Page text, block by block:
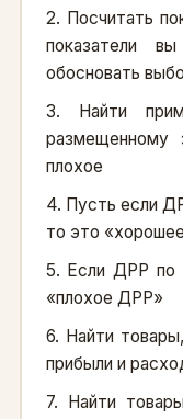
2. Посчитать
показатели
обосновать
3. Найти
размещенному
плохое
4. Пусть если
то это
5. Если ДРР по
«плохое ДРР»
6. Найти
прибыли и
7. Найти